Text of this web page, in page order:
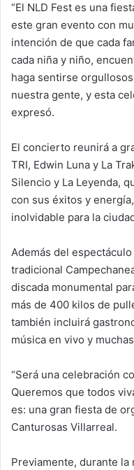
“El NLD Fest es una
este gran evento con
intención de que cada
cada niña y niño,
haga sentirse
nuestra gente, y esta
expresó.
El concierto reunirá a
TRI, Edwin Luna y La
Silencio y La Leyenda,
con sus éxitos y
inolvidable para la
Además del
tradicional
discada monumental
más de 400 kilos de
también incluirá
música en vivo y
“Será una celebración
Queremos que todos
es: una gran fiesta de
Canturosas Villarreal.
Previamente, durante la